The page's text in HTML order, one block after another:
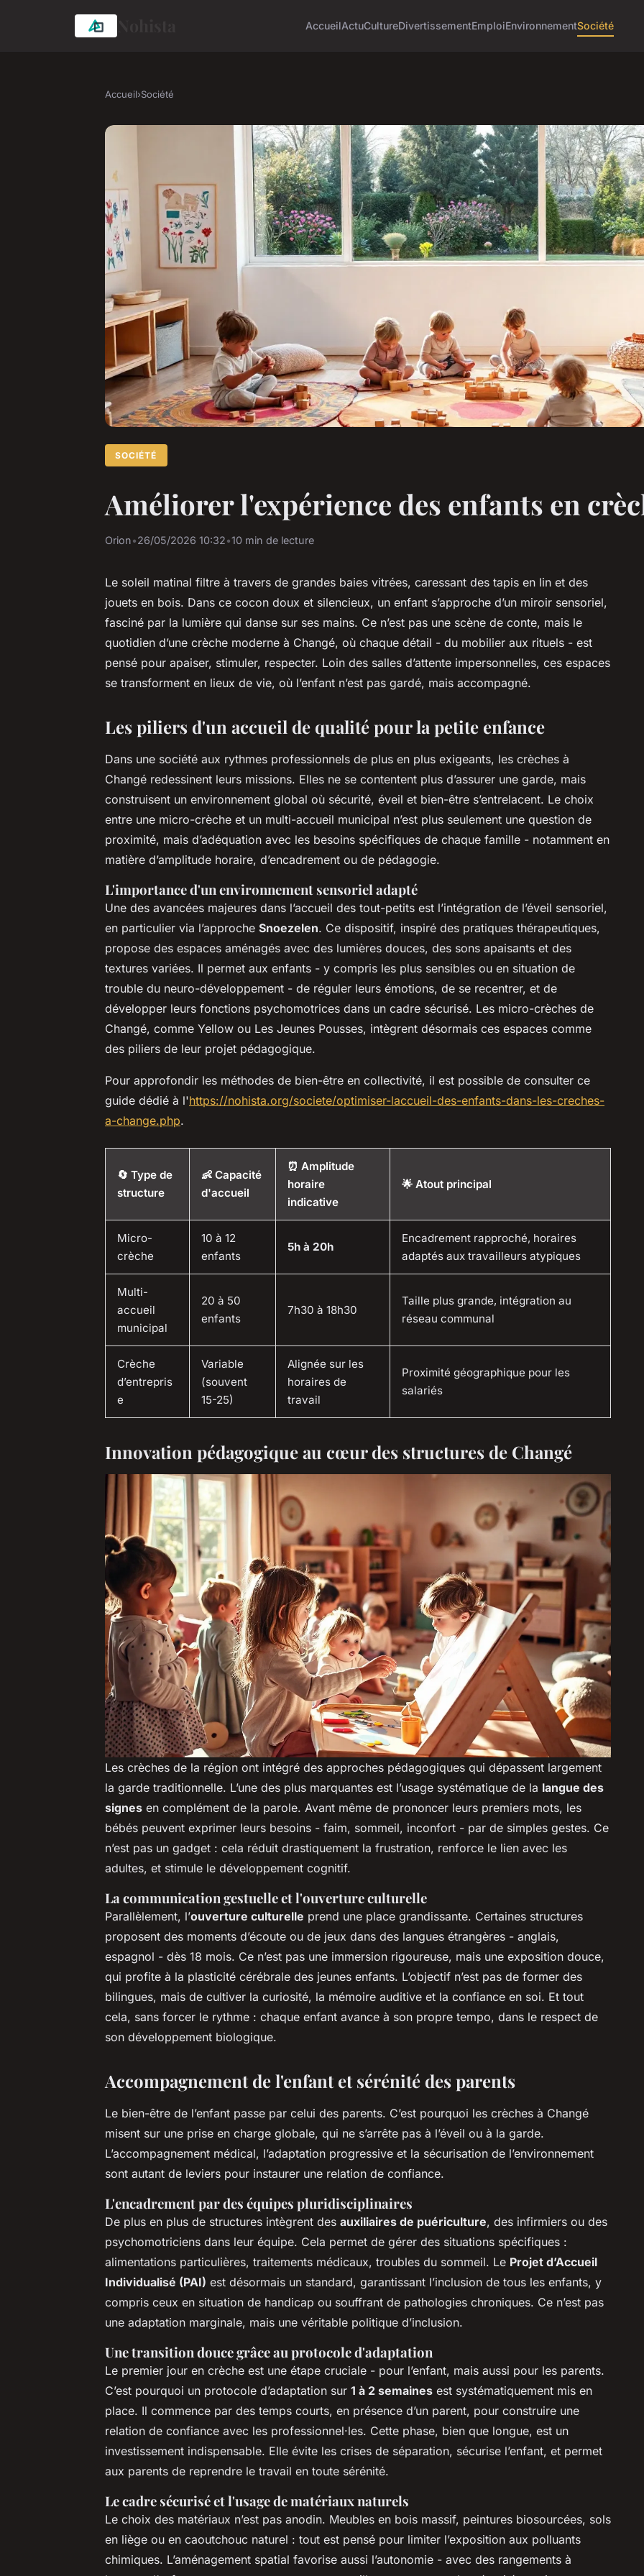
AccueilActuCultureDivertissementEmploiEnvironnementSociété
Accueil›Société
SOCIÉTÉ
Améliorer l'expérience des enfants en
Orion•26/05/2026 10:32•10 min de lecture
Le soleil matinal filtre à travers de grandes baies vitrées, caressant des tapis en lin et des
jouets en bois. Dans ce cocon doux et silencieux, un enfant s’approche d’un miroir sensoriel,
fasciné par la lumière qui danse sur ses mains. Ce n’est pas une scène de conte, mais le
quotidien d’une crèche moderne à Changé, où chaque détail - du mobilier aux rituels - est
pensé pour apaiser, stimuler, respecter. Loin des salles d’attente impersonnelles, ces espaces
se transforment en lieux de vie, où l’enfant n’est pas gardé, mais accompagné.
Les piliers d'un accueil de qualité pour la petite enfance
Dans une société aux rythmes professionnels de plus en plus exigeants, les crèches à
Changé redessinent leurs missions. Elles ne se contentent plus d’assurer une garde, mais
construisent un environnement global où sécurité, éveil et bien-être s’entrelacent. Le choix
entre une micro-crèche et un multi-accueil municipal n’est plus seulement une question de
proximité, mais d’adéquation avec les besoins spécifiques de chaque famille - notamment en
matière d’amplitude horaire, d’encadrement ou de pédagogie.
L'importance d'un environnement sensoriel adapté
Une des avancées majeures dans l’accueil des tout-petits est l’intégration de l’éveil sensoriel,
en particulier via l’approche Snoezelen. Ce dispositif, inspiré des pratiques thérapeutiques,
propose des espaces aménagés avec des lumières douces, des sons apaisants et des
textures variées. Il permet aux enfants - y compris les plus sensibles ou en situation de
trouble du neuro-développement - de réguler leurs émotions, de se recentrer, et de
développer leurs fonctions psychomotrices dans un cadre sécurisé. Les micro-crèches de
Changé, comme Yellow ou Les Jeunes Pousses, intègrent désormais ces espaces comme
des piliers de leur projet pédagogique.
Pour approfondir les méthodes de bien-être en collectivité, il est possible de consulter ce
guide dédié à l'https://nohista.org/societe/optimiser-laccueil-des-enfants-dans-les-creches-
a-change.php.
🔄 Type de
structure
👶 Capacité
d'accueil
⏰ Amplitude
horaire
indicative
🌟 Atout principal
Micro-
crèche
10 à 12
enfants
5h à 20h
Encadrement rapproché, horaires
adaptés aux travailleurs atypiques
Multi-
accueil
municipal
20 à 50
enfants
7h30 à 18h30
Taille plus grande, intégration au
réseau communal
Crèche
d’entrepris
e
Variable
(souvent
15-25)
Alignée sur les
horaires de
travail
Proximité géographique pour les
salariés
Innovation pédagogique au cœur des structures de Changé
Les crèches de la région ont intégré des approches pédagogiques qui dépassent largement
la garde traditionnelle. L’une des plus marquantes est l’usage systématique de la langue des
signes en complément de la parole. Avant même de prononcer leurs premiers mots, les
bébés peuvent exprimer leurs besoins - faim, sommeil, inconfort - par de simples gestes. Ce
n’est pas un gadget : cela réduit drastiquement la frustration, renforce le lien avec les
adultes, et stimule le développement cognitif.
La communication gestuelle et l'ouverture culturelle
Parallèlement, l’ouverture culturelle prend une place grandissante. Certaines structures
proposent des moments d’écoute ou de jeux dans des langues étrangères - anglais,
espagnol - dès 18 mois. Ce n’est pas une immersion rigoureuse, mais une exposition douce,
qui profite à la plasticité cérébrale des jeunes enfants. L’objectif n’est pas de former des
bilingues, mais de cultiver la curiosité, la mémoire auditive et la confiance en soi. Et tout
cela, sans forcer le rythme : chaque enfant avance à son propre tempo, dans le respect de
son développement biologique.
Accompagnement de l'enfant et sérénité des parents
Le bien-être de l’enfant passe par celui des parents. C’est pourquoi les crèches à Changé
misent sur une prise en charge globale, qui ne s’arrête pas à l’éveil ou à la garde.
L’accompagnement médical, l’adaptation progressive et la sécurisation de l’environnement
sont autant de leviers pour instaurer une relation de confiance.
L'encadrement par des équipes pluridisciplinaires
De plus en plus de structures intègrent des auxiliaires de puériculture, des infirmiers ou des
psychomotriciens dans leur équipe. Cela permet de gérer des situations spécifiques :
alimentations particulières, traitements médicaux, troubles du sommeil. Le Projet d’Accueil
Individualisé (PAI) est désormais un standard, garantissant l’inclusion de tous les enfants, y
compris ceux en situation de handicap ou souffrant de pathologies chroniques. Ce n’est pas
une adaptation marginale, mais une véritable politique d’inclusion.
Une transition douce grâce au protocole d'adaptation
Le premier jour en crèche est une étape cruciale - pour l’enfant, mais aussi pour les parents.
C’est pourquoi un protocole d’adaptation sur 1 à 2 semaines est systématiquement mis en
place. Il commence par des temps courts, en présence d’un parent, pour construire une
relation de confiance avec les professionnel·les. Cette phase, bien que longue, est un
investissement indispensable. Elle évite les crises de séparation, sécurise l’enfant, et permet
aux parents de reprendre le travail en toute sérénité.
Le cadre sécurisé et l'usage de matériaux naturels
Le choix des matériaux n’est pas anodin. Meubles en bois massif, peintures biosourcées, sols
en liège ou en caoutchouc naturel : tout est pensé pour limiter l’exposition aux polluants
chimiques. L’aménagement spatial favorise aussi l’autonomie - avec des rangements à